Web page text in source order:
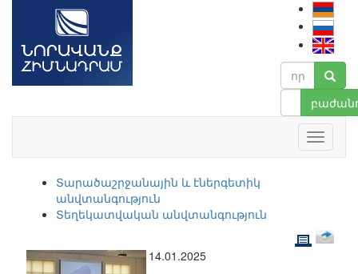
Տարածաշրջանային և էներգետիկ
անվտանգություն
Տեղեկատվական անվտանգություն
14.01.2025